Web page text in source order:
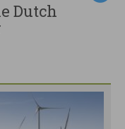
Dutch